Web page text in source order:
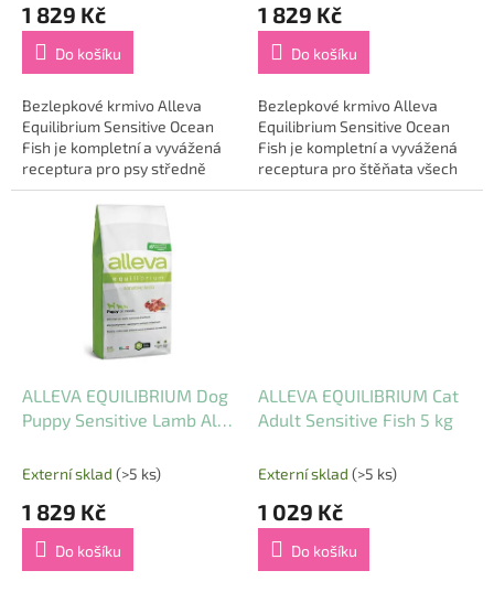
1 829 Kč
Do košíku
Bezlepkové krmivo Alleva
Equilibrium Sensitive Ocean
Fish je kompletní a vyvážená
receptura pro psy středně
velkých a velkých plemen
včetně citlivých jedinců.
Vysoký obsah sledě...
1 829 Kč
Do košíku
Bezlepkové krmivo Alleva
Equilibrium Sensitive Ocean
Fish je kompletní a vyvážená
receptura pro štěňata všech
plemen a březí a kojící feny
ALLEVA EQUILIBRIUM Dog
Puppy Sensitive Lamb All
Externí sklad (>5 ks)
1 829 Kč
Do košíku
ALLEVA EQUILIBRIUM Cat
Adult Sensitive Fish 5 kg
Externí sklad (>5 ks)
1 029 Kč
Do košíku